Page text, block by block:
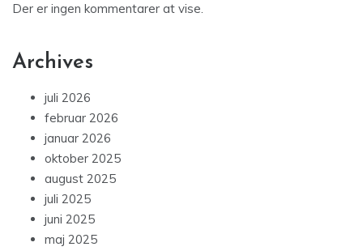
Der er ingen kommentarer at vise.
Archives
juli 2026
februar 2026
januar 2026
oktober 2025
august 2025
juli 2025
juni 2025
maj 2025